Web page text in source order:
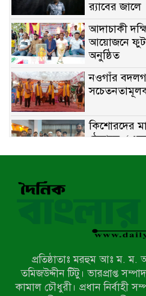
র‌্যাবের জালে
আদাচাকী
আয়োজনে
অনুষ্ঠিত
নওগাঁর
কিশোরদের
ঠেকাতে,
ফুটবল
নন্দীগ্রামে
চলাচলে
নাটোরের
স্কুলছাত্রের
প্রতিষ্ঠাতাঃ মরহুম আঃ ম.
তমিজউদ্দীন টিটু। ভারপ্রাপ্ত
কামাল চৌধুরী। প্রধান নির্বাহী